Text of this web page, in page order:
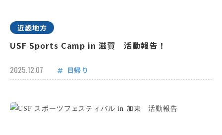
近畿地方
USF Sports Camp in 滋賀 活動報告！
2025.12.07 日帰り